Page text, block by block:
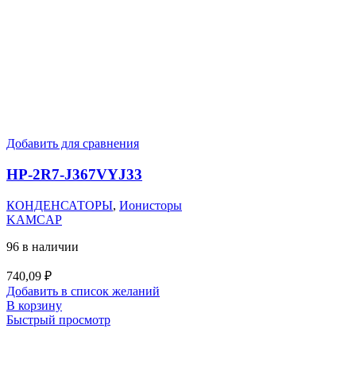
Добавить для сравнения
HP-2R7-J367VYJ33
КОНДЕНСАТОРЫ, Ионисторы
KAMCAP
96 в наличии
740,09 ₽
Добавить в список желаний
В корзину
Быстрый просмотр